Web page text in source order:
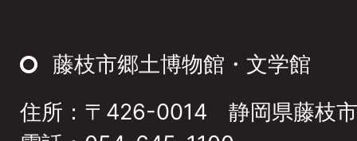
ト
ッ
プ
藤枝市郷土博物館・文学館
住所：〒426-0014 静岡県藤枝